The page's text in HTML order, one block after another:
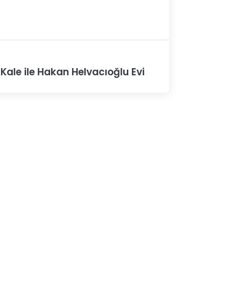
Kale ile Hakan Helvacıoğlu Evi